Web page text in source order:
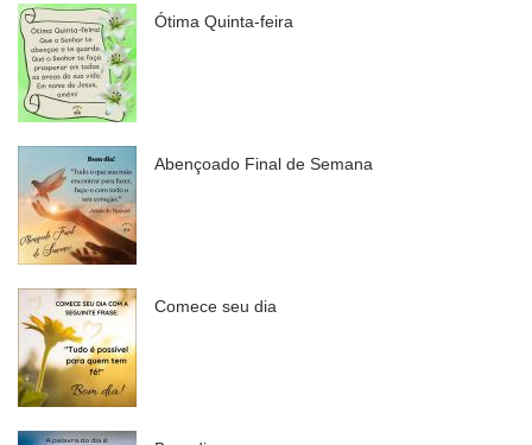
Ótima Quinta-feira
Abençoado Final de Semana
Comece seu dia